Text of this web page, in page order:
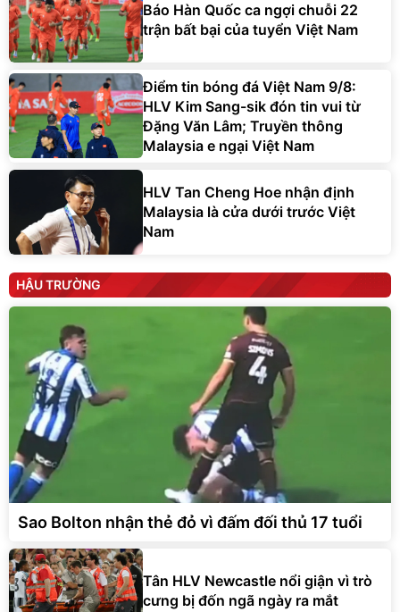
Báo Hàn Quốc ca ngợi chuỗi 22
trận bất bại của tuyển Việt Nam
Điểm tin bóng đá Việt Nam 9/8:
HLV Kim Sang-sik đón tin vui từ
Đặng Văn Lâm; Truyền thông
Malaysia e ngại Việt Nam
HLV Tan Cheng Hoe nhận định
Malaysia là cửa dưới trước Việt
Nam
HẬU TRƯỜNG
Sao Bolton nhận thẻ đỏ vì đấm đối thủ 17 tuổi
Tân HLV Newcastle nổi giận vì trò
cưng bị đốn ngã ngày ra mắt